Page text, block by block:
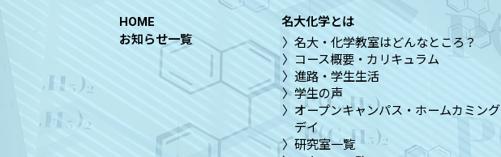
HOME
お知らせ一覧
名大化学とは
名大・化学教室はどんなところ？
コース概要・カリキュラム
進路・学生生活
学生の声
オープンキャンパス・ホームカミング
デイ
研究室一覧